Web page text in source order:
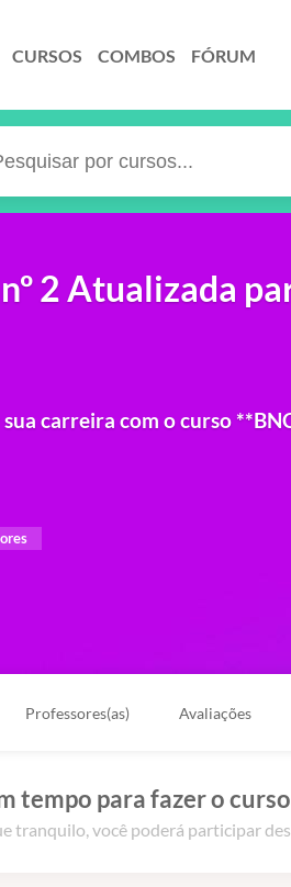
CURSOS COMBOS FÓRUM
2 Atualizada
carreira com o curso
Professores(as) Avaliações
tempo para fazer o
tranquilo, você poderá participar